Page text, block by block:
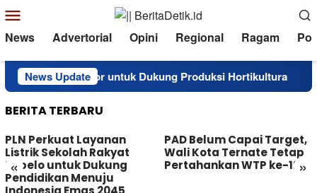
Mobile
News Advertorial Opini Regional Ragam
News Update
Traktor untuk Dukung Produksi Hortikultura
BERITA TERBARU
« »
PLN Perkuat Layanan
Listrik Sekolah Rakyat
Tobelo untuk Dukung
Pendidikan Menuju
PAD Belum Capai Target,
Wali Kota Ternate Tetap
Pertahankan WTP ke-12